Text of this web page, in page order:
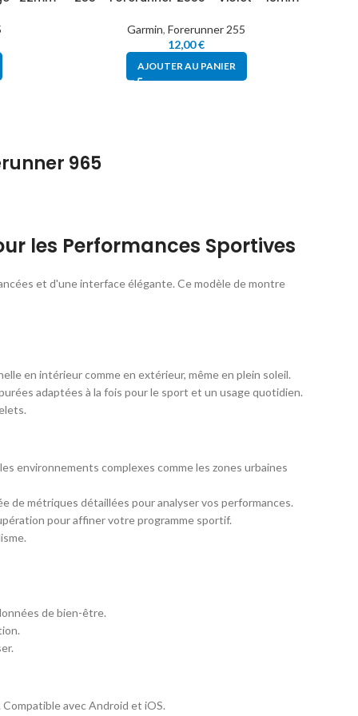
Garmin,Forerunner 255
12,00€
AJOUTER AU PANIER
965
les Performances Sportives
et d'une interface élégante. Ce modèle de montre
en intérieur comme en extérieur, même en plein soleil.
adaptées à la fois pour le sport et un usage quotidien.
environnements complexes comme les zones urbaines
de métriques détaillées pour analyser vos performances.
pour affiner votre programme sportif.
de bien-être.
avec Android et iOS.